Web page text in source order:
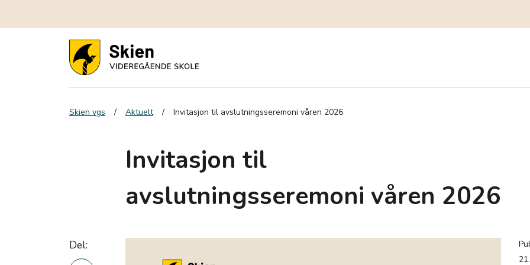
Skien vgs Aktuelt Invitasjon til avslutningsseremoni våren 2026
Invitasjon til
avslutningsseremoni våren 2026
Del: